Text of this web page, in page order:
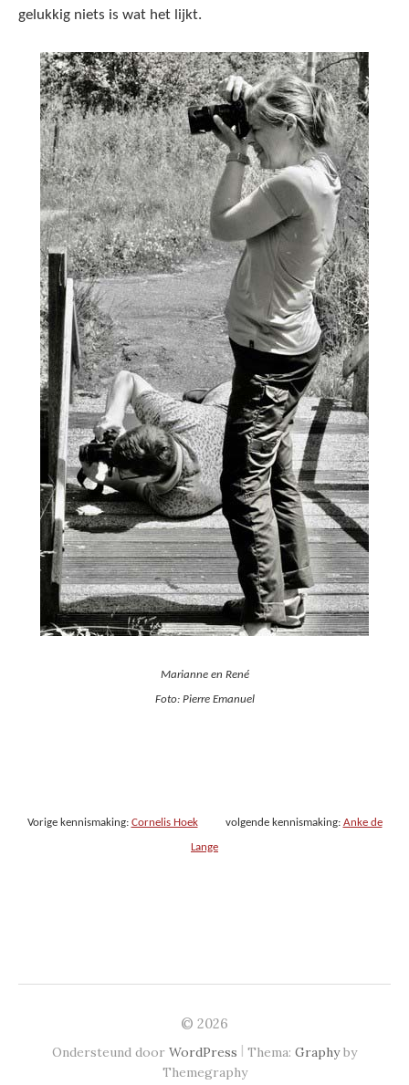
gelukkig niets is wat het lijkt.
Marianne en René
Foto: Pierre Emanuel
Vorige kennismaking: Cornelis Hoekvolgende kennismaking: Anke de
Lange
© 2026
Ondersteund door WordPress | Thema: Graphyby
Themegraphy